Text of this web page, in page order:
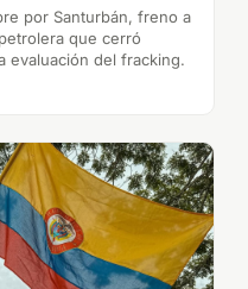
por Santurbán, freno a
que cerró
evaluación del fracking.